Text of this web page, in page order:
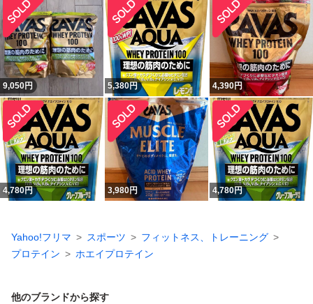
9,050円 5,380円 4,390円
4,780円 3,980円 4,780円
Yahoo!フリマ スポーツ
フィットネス、トレーニング
プロテイン
ホエイプロテイン
他のブランドから探す